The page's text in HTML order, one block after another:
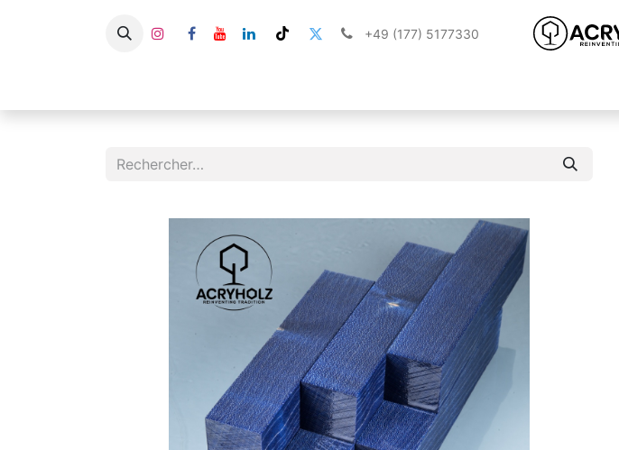
+49 (177) 5177330